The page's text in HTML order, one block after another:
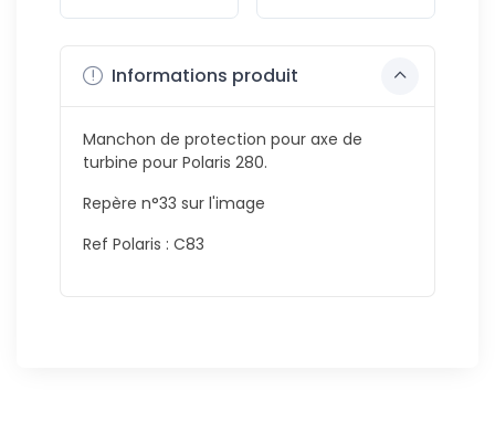
Informations produit
Manchon de protection pour axe de
turbine pour Polaris 280.
Repère n°33 sur l'image
Ref Polaris : C83